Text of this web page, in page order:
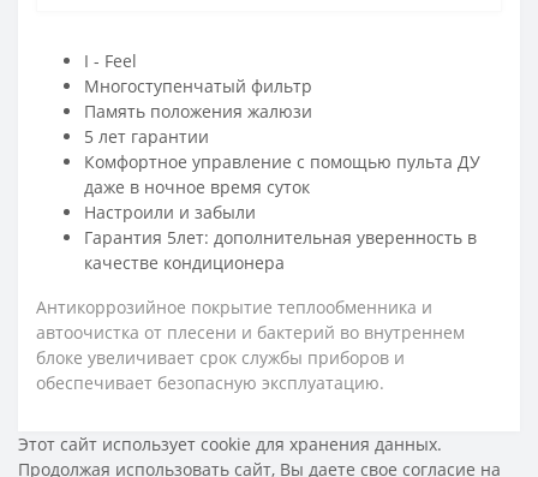
I - Feel
Многоступенчатый фильтр
Память положения жалюзи
5 лет гарантии
Комфортное управление с помощью пульта ДУ
даже в ночное время суток
Настроили и забыли
Гарантия 5лет: дополнительная уверенность в
качестве кондиционера
Антикоррозийное покрытие теплообменника и
автоочистка от плесени и бактерий во внутреннем
блоке увеличивает срок службы приборов и
обеспечивает безопасную эксплуатацию.
Этот сайт использует cookie для хранения данных.
Продолжая использовать сайт, Вы даете свое согласие на